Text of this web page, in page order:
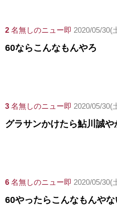
2 名無しのニュー即 2020/05/30(
60ならこんなもんやろ
3 名無しのニュー即 2020/05/30(
グラサンかけたら鮎川誠
6 名無しのニュー即 2020/05/30(
60やったらこんなもんや